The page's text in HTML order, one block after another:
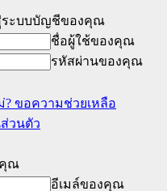
ระบบบัญชีของคุณ
ชื่อผู้ใช้ของคุณ
รหัสผ่านของคุณ
ขอความช่วยเหลือ
วนตัว
คุณ
อีเมล์ของคุณ